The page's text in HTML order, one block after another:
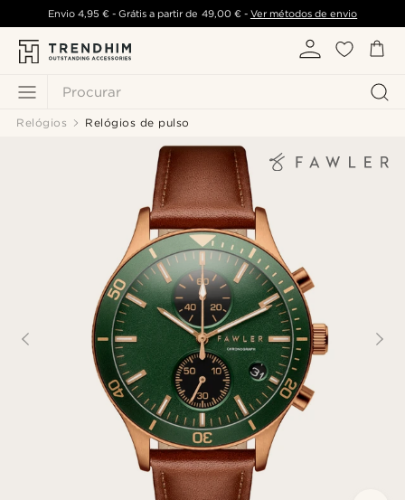
Procurar
Envio 4,95 €- Grátis a partir de 49,00 €- Ver métodos de envio
Relógios Relógios de pulso